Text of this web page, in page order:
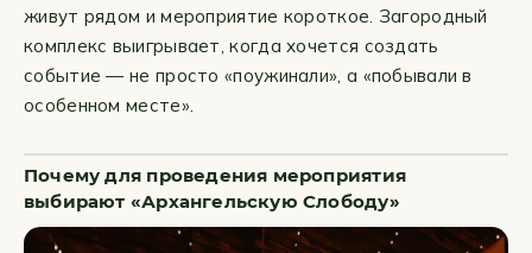
живут рядом и мероприятие короткое. Загородный
комплекс выигрывает, когда хочется создать
событие — не просто «поужинали», а «побывали в
особенном месте».
Почему для проведения мероприятия
выбирают «Архангельскую Слободу»